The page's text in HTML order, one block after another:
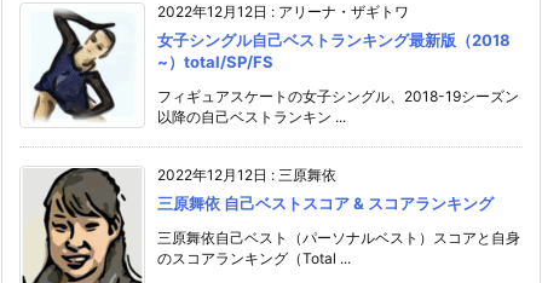
2022年12月12日 : アリーナ・ザギトワ
女子シングル自己ベストランキング最新版（2018
~）total/SP/FS
フィギュアスケートの女子シングル、2018-19シーズン
以降の自己ベストランキン ...
2022年12月12日 : 三原舞依
三原舞依 自己ベストスコア & スコアランキング
三原舞依自己ベスト（パーソナルベスト）スコアと自身
のスコアランキング（Total ...